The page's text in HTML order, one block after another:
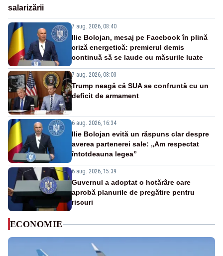
salarizării
7 aug. 2026, 08:40
Ilie Bolojan, mesaj pe Facebook în plină
criză energetică: premierul demis
continuă să se laude cu măsurile luate
7 aug. 2026, 08:03
Trump neagă că SUA se confruntă cu un
deficit de armament
6 aug. 2026, 16:34
Ilie Bolojan evită un răspuns clar despre
averea partenerei sale: „Am respectat
întotdeauna legea”
6 aug. 2026, 15:39
Guvernul a adoptat o hotărâre care
aprobă planurile de pregătire pentru
riscuri
ECONOMIE